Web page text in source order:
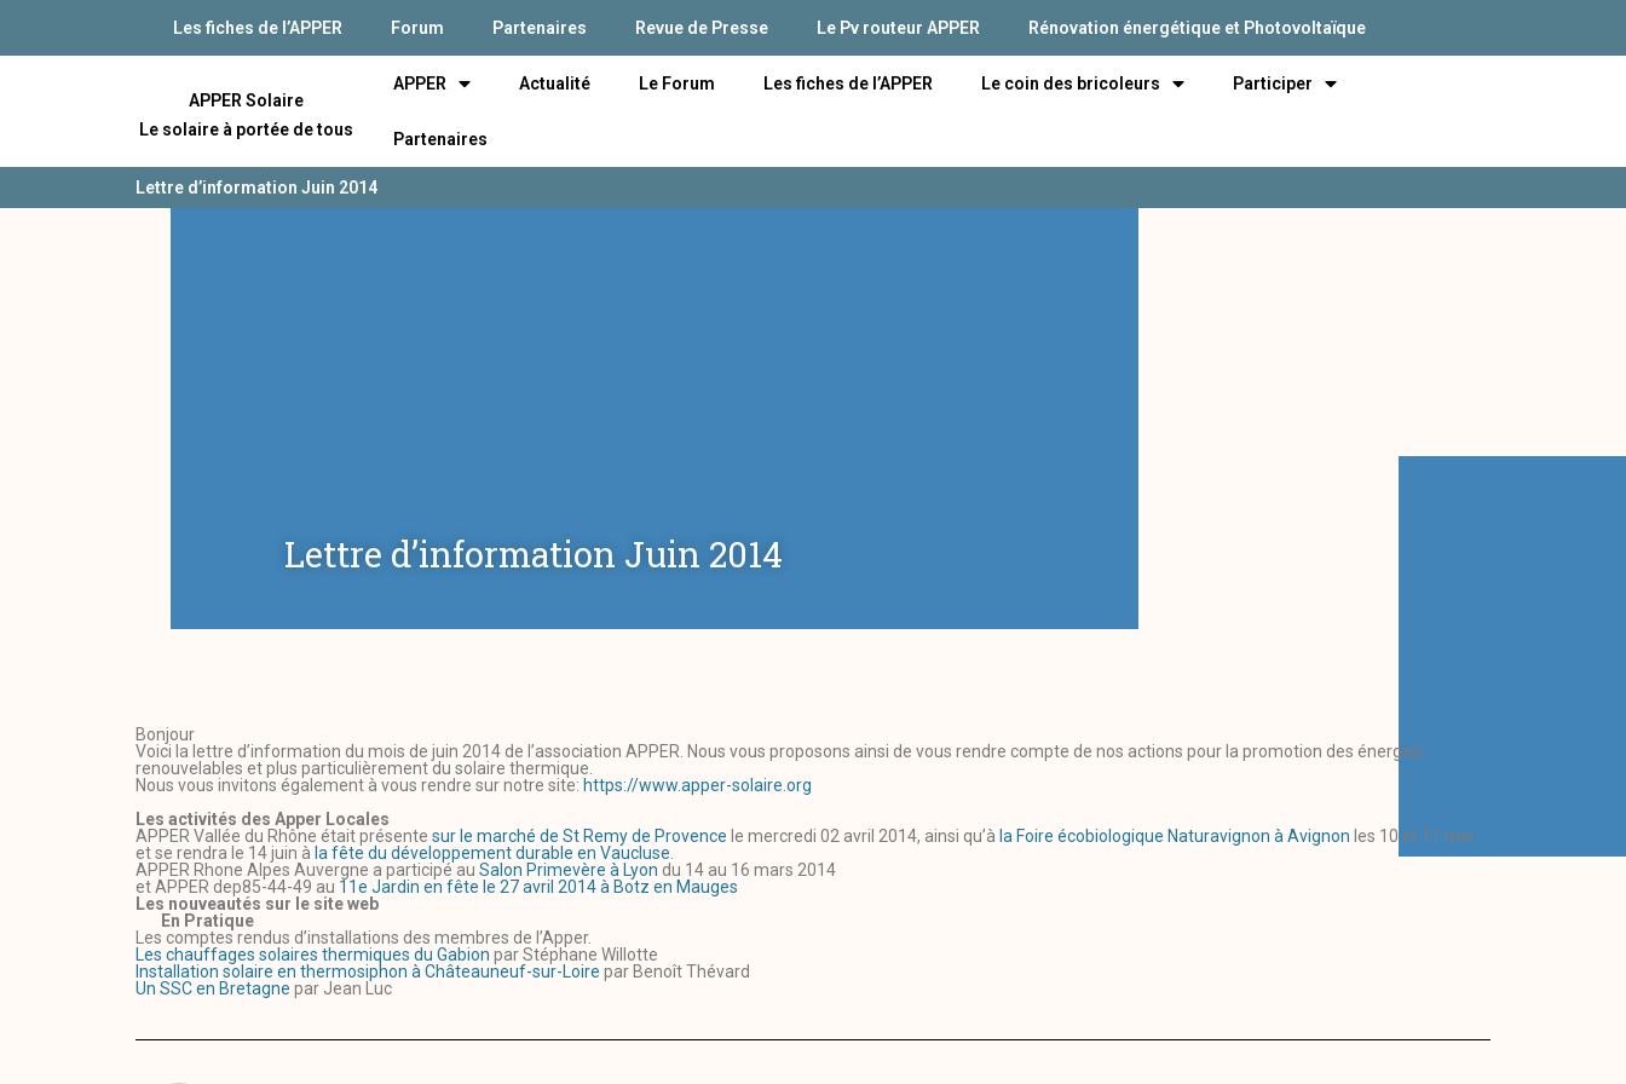
Les fiches de l’APPER Forum Partenaires Revue de Presse Le Pv routeur APPER Rénovation énergétique et Photovoltaïque
APPER Solaire
Le solaire à portée de tous
APPER Actualité Le Forum Les fiches de l’APPER Le coin des bricoleurs Participer
Partenaires
Lettre d’information Juin 2014
Lettre d’information Juin 2014
Bonjour
Voici la lettre d’information du mois de juin 2014 de l’association APPER. Nous vous proposons ainsi de vous rendre compte de nos actions pour la promotion des énergies
renouvelables et plus particulièrement du solaire thermique.
Nous vous invitons également à vous rendre sur notre site: https://www.apper-solaire.org
Les activités des Apper Locales
APPER Vallée du Rhône était présente sur le marché de St Remy de Provence le mercredi 02 avril 2014, ainsi qu’à la Foire écobiologique Naturavignon à Avignon les 10 et 11 mai
et se rendra le 14 juin à la fête du développement durable en Vaucluse.
APPER Rhone Alpes Auvergne a participé au Salon Primevère à Lyon du 14 au 16 mars 2014
et APPER dep85-44-49 au 11e Jardin en fête le 27 avril 2014 à Botz en Mauges
Les nouveautés sur le site web
En Pratique
Les comptes rendus d’installations des membres de l’Apper.
Les chauffages solaires thermiques du Gabion par Stéphane Willotte
Installation solaire en thermosiphon à Châteauneuf-sur-Loire par Benoît Thévard
Un SSC en Bretagne par Jean Luc